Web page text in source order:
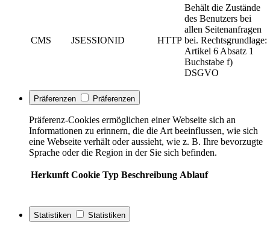
CMS JSESSIONID HTTP
Behält die Zustände
des Benutzers bei
allen Seitenanfragen
bei. Rechtsgrundlage:
Artikel 6 Absatz 1
Buchstabe f)
DSGVO
Präferenzen Präferenzen
Präferenz-Cookies ermöglichen einer Webseite sich an
Informationen zu erinnern, die die Art beeinflussen, wie sich
eine Webseite verhält oder aussieht, wie z. B. Ihre bevorzugte
Sprache oder die Region in der Sie sich befinden.
Herkunft Cookie Typ Beschreibung Ablauf
Statistiken Statistiken